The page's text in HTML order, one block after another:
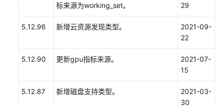
标来源为working_set。
29
5.12.96 新增云资源发现类型。
2021-09-
22
5.12.90 更新gpu指标来源。
2021-07-
15
5.12.87 新增磁盘支持类型。
2021-03-
30